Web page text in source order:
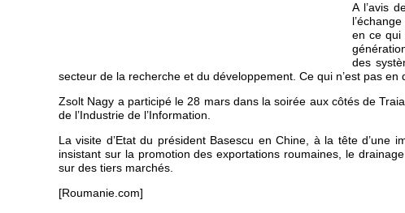
A l’avis
en ce qui
des
secteur de la recherche et du développement. Ce qui n’est pas
Zsolt Nagy a participé le 28 mars dans la soirée aux côtés de
de l’Industrie de l’Information.
La visite d’Etat du président Basescu en Chine, à la tête d’une
insistant sur la promotion des exportations roumaines, le
sur des tiers marchés.
[Roumanie.com]